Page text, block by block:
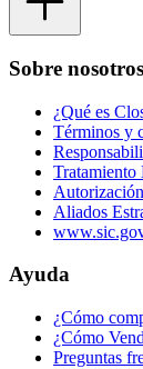
Sobre nosotros
¿Qué es
Términos y
Tratamiento
Aliados
Ayuda
¿Cómo
¿Cómo
Preguntas